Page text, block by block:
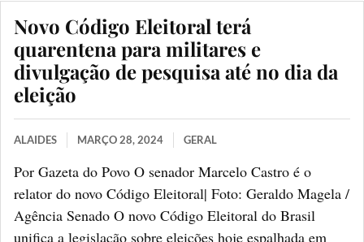
Novo Código Eleitoral terá
quarentena para militares e
divulgação de pesquisa até no dia da
eleição
ALAIDES MARÇO 28, 2024 GERAL
Por Gazeta do Povo O senador Marcelo Castro é o
relator do novo Código Eleitoral| Foto: Geraldo Magela /
Agência Senado O novo Código Eleitoral do Brasil
unifica a legislação sobre eleições hoje espalhada em